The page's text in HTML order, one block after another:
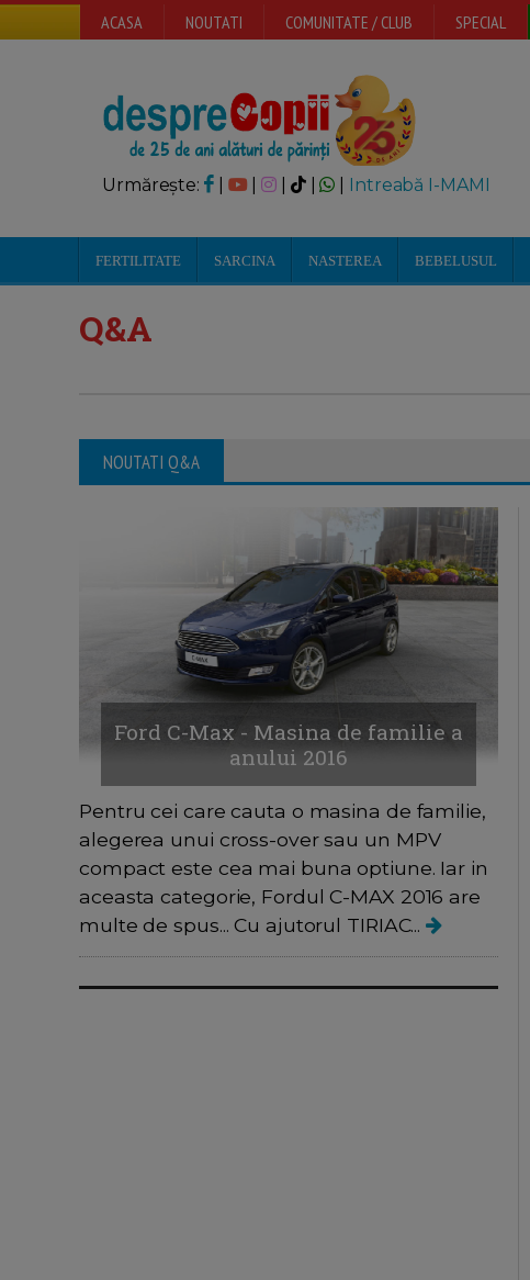
ACASA NOUTATI COMUNITATE / CLUB SPECIAL
Urmărește: | | Intreabă I-MAMI
FERTILITATE SARCINA NASTEREA BEBELUSUL
Q&A
NOUTATI Q&A
Ford C-Max - Masina de familie a
anului 2016
Pentru cei care cauta o masina de familie,
alegerea unui cross-over sau un MPV
compact este cea mai buna optiune. Iar in
aceasta categorie, Fordul C-MAX 2016 are
multe de spus... Cu ajutorul TIRIAC...